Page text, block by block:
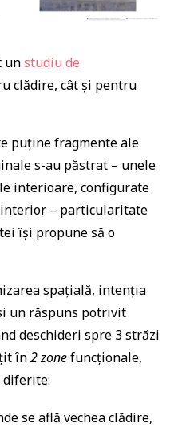
unstudiu de
clădire, cât și pentru
puține fragmente ale
s-au păstrat – unele
interioare, configurate
– particularitate
își propune să o
spațială, intenția
un răspuns potrivit
deschideri spre 3 străzi
în2 zonefuncționale,
se află vechea clădire,